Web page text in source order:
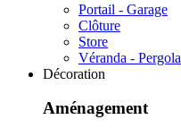
Portail - Garage
Clôture
Store
Véranda - Pergola
Décoration
Aménagement